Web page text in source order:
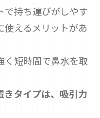
で持ち運びがしやす
使えるメリットがあ
く短時間で鼻水を取
きタイプは、吸引力